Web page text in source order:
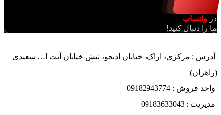
در واتساپ
ما را دنبال کنید!
آدرس : مرکزی، اراک، خیابان ادبجو، نبش خیابان آیت ا… سعیدی
(راهزان)
واحد فروش : 09182943774
مدیریت : 09183633043